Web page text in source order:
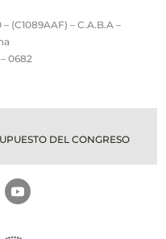
(C1089AAF) – C.A.B.A –
– 0682
DEL CONGRESO